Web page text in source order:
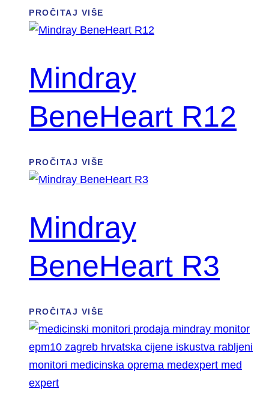
PROČITAJ VIŠE
Mindray
BeneHeart R12
PROČITAJ VIŠE
Mindray
BeneHeart R3
PROČITAJ VIŠE